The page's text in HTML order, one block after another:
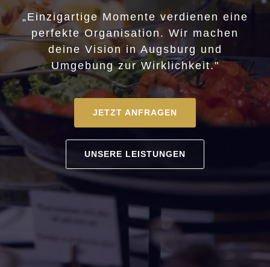
„Einzigartige Momente verdienen eine
perfekte Organisation. Wir machen
deine Vision in Augsburg und
Umgebung zur Wirklichkeit."
JETZT ANFRAGEN
UNSERE LEISTUNGEN